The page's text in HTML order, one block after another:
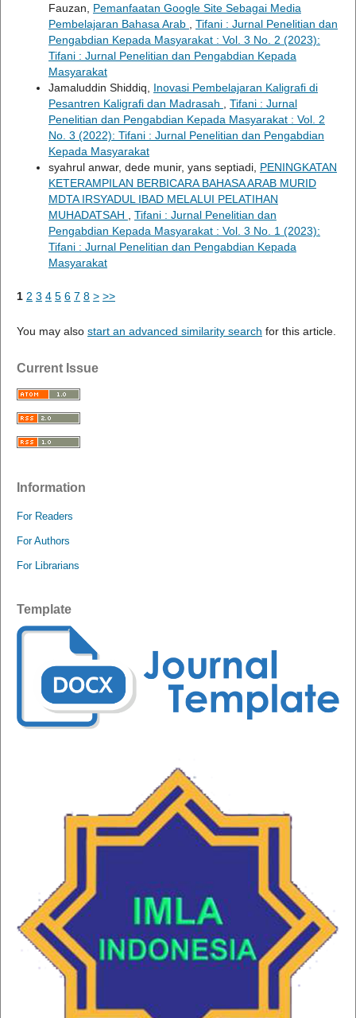
Fauzan, Pemanfaatan Google Site Sebagai Media
Pembelajaran Bahasa Arab
Tifani : Jurnal Penelitian dan
Pengabdian Kepada Masyarakat : Vol. 3 No. 2 (2023):
Tifani : Jurnal Penelitian dan Pengabdian Kepada
Masyarakat
Jamaluddin Shiddiq, Inovasi Pembelajaran Kaligrafi di
Pesantren Kaligrafi dan Madrasah
Tifani : Jurnal
Penelitian dan Pengabdian Kepada Masyarakat : Vol. 2
No. 3 (2022): Tifani : Jurnal Penelitian dan Pengabdian
Kepada Masyarakat
syahrul anwar, dede munir, yans septiadi, PENINGKATAN
KETERAMPILAN BERBICARA BAHASA ARAB MURID
MDTA IRSYADUL IBAD MELALUI PELATIHAN
MUHADATSAH
Tifani : Jurnal Penelitian dan
Pengabdian Kepada Masyarakat : Vol. 3 No. 1 (2023):
Tifani : Jurnal Penelitian dan Pengabdian Kepada
Masyarakat
1 2 3 4 5 6 7 8 > >>
You may also start an advanced similarity search for this article.
Current Issue
Information
For Readers
For Authors
For Librarians
Template